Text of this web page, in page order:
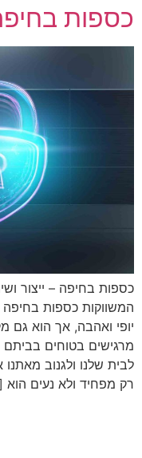
כספות
כספות בחיפה – ייצור
המשווקות כספות
יופי ואהבה, אך הוא גם
מרגישים בטוחים
לבית שלנו ולגנוב
רק מפחיד ולא נעים